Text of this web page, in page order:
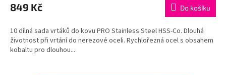
849 Kč Do košíku
10 dílná sada vrtáků do kovu PRO Stainless Steel HSS-Co. Dlouhá
životnost při vrtání do nerezové oceli. Rychlořezná ocel s obsahem
kobaltu pro dlouhou...